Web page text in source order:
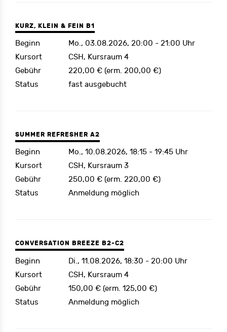
KURZ, KLEIN & FEIN B1
Beginn
Mo., 03.08.2026, 20:00 - 21:00 Uhr
Kursort
CSH, Kursraum 4
Gebühr
220,00 € (erm. 200,00 €)
Status
fast ausgebucht
SUMMER REFRESHER A2
Beginn
Mo., 10.08.2026, 18:15 - 19:45 Uhr
Kursort
CSH, Kursraum 3
Gebühr
250,00 € (erm. 220,00 €)
Status
Anmeldung möglich
CONVERSATION BREEZE B2-C2
Beginn
Di., 11.08.2026, 18:30 - 20:00 Uhr
Kursort
CSH, Kursraum 4
Gebühr
150,00 € (erm. 125,00 €)
Status
Anmeldung möglich